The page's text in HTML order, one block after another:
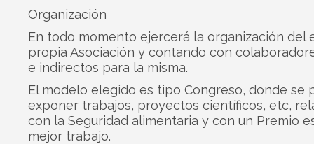
Organización
En todo momento ejercerá la organización del
propia Asociación y contando con
e indirectos para la misma.
El modelo elegido es tipo Congreso, donde se
exponer trabajos, proyectos científicos, etc,
con la Seguridad alimentaria y con un Premio
mejor trabajo.